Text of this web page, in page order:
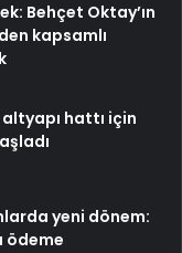
Behçet Oktay’ın
kapsamlı
altyapı hattı için
yeni dönem:
ödeme